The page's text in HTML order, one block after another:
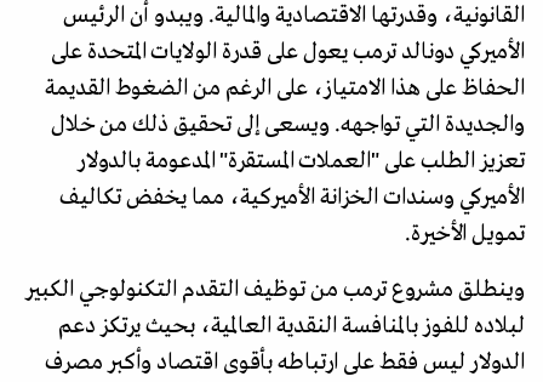
القانونية، وقدرتها الاقتصادية والمالية. ويبدو أن الرئيس
الأميركي دونالد ترمب يعول على قدرة الولايات المتحدة على
الحفاظ على هذا الامتياز، على الرغم من الضغوط القديمة
والجديدة التي تواجهه. ويسعى إلى تحقيق ذلك من خلال
تعزيز الطلب على "العملات المستقرة" المدعومة بالدولار
الأميركي وسندات الخزانة الأميركية، مما يخفض تكاليف
تمويل الأخيرة.
وينطلق مشروع ترمب من توظيف التقدم التكنولوجي الكبير
لبلاده للفوز بالمنافسة النقدية العالمية، بحيث يرتكز دعم
الدولار ليس فقط على ارتباطه بأقوى اقتصاد وأكبر مصرف